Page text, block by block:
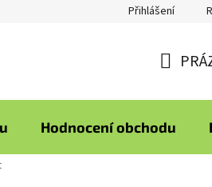
Přihlášení
KOŠÍK
Hodnocení obchodu